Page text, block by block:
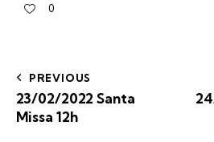
0
PREVIOUS
23/02/2022 Santa
Missa 12h